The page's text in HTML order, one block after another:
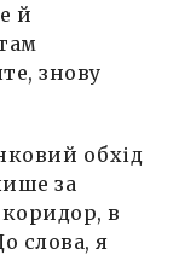
й
знову
обхід
за
в
слова, я